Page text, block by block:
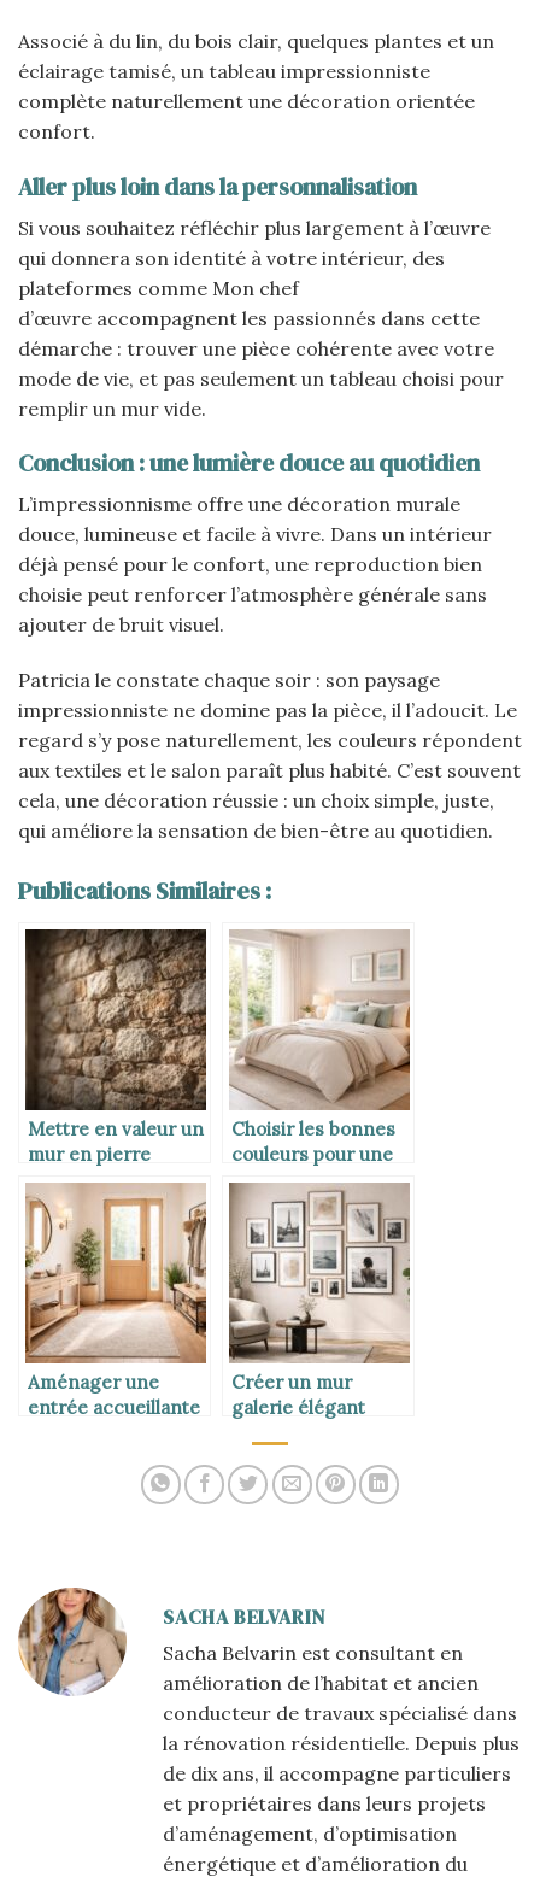
Associé à du lin, du bois clair, quelques plantes et un
éclairage tamisé, un tableau impressionniste
complète naturellement une décoration orientée
confort.
Aller plus loin dans la personnalisation
Si vous souhaitez réfléchir plus largement à l’œuvre
qui donnera son identité à votre intérieur, des
plateformes comme Mon chef
d’œuvre accompagnent les passionnés dans cette
démarche : trouver une pièce cohérente avec votre
mode de vie, et pas seulement un tableau choisi pour
remplir un mur vide.
Conclusion : une lumière douce au quotidien
L’impressionnisme offre une décoration murale
douce, lumineuse et facile à vivre. Dans un intérieur
déjà pensé pour le confort, une reproduction bien
choisie peut renforcer l’atmosphère générale sans
ajouter de bruit visuel.
Patricia le constate chaque soir : son paysage
impressionniste ne domine pas la pièce, il l’adoucit. Le
regard s’y pose naturellement, les couleurs répondent
aux textiles et le salon paraît plus habité. C’est souvent
cela, une décoration réussie : un choix simple, juste,
qui améliore la sensation de bien-être au quotidien.
Publications Similaires :
Mettre en valeur un
mur en pierre
Choisir les bonnes
couleurs pour une
chambre
Aménager une
entrée accueillante
Créer un mur
galerie élégant
SACHA BELVARIN
Sacha Belvarin est consultant en
amélioration de l’habitat et ancien
conducteur de travaux spécialisé dans
la rénovation résidentielle. Depuis plus
de dix ans, il accompagne particuliers
et propriétaires dans leurs projets
d’aménagement, d’optimisation
énergétique et d’amélioration du